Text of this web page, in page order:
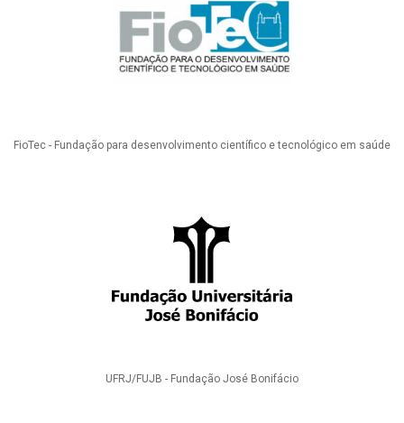
FioTec - Fundação para desenvolvimento científico e tecnológico em saúde
UFRJ/FUJB - Fundação José Bonifácio